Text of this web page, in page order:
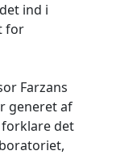
ind i
for
Farzans
generet af
det